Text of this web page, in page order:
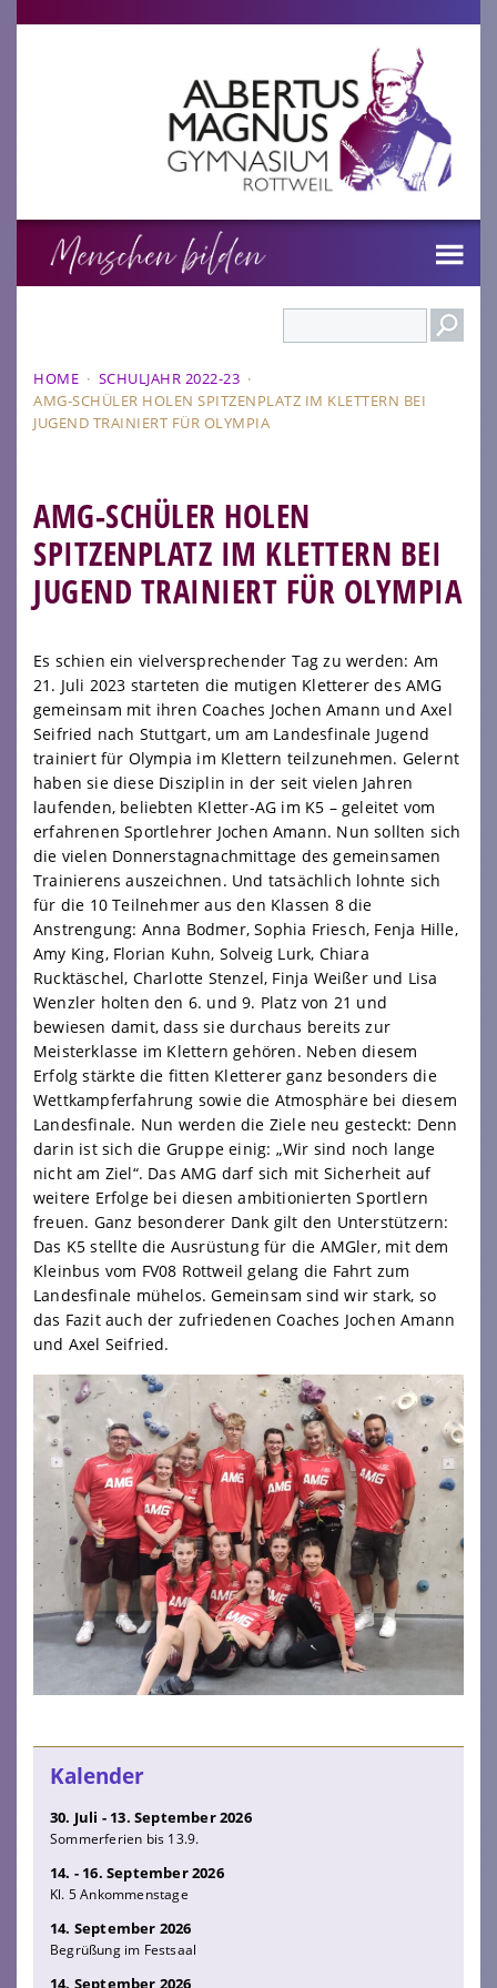
HOME · SCHULJAHR 2022-23 ·
AMG-SCHÜLER HOLEN SPITZENPLATZ IM KLETTERN BEI
JUGEND TRAINIERT FÜR OLYMPIA
AMG-SCHÜLER HOLEN
SPITZENPLATZ IM KLETTERN BEI
JUGEND TRAINIERT FÜR OLYMPIA
Es schien ein vielversprechender Tag zu werden: Am
21. Juli 2023 starteten die mutigen Kletterer des AMG
gemeinsam mit ihren Coaches Jochen Amann und Axel
Seifried nach Stuttgart, um am Landesfinale Jugend
trainiert für Olympia im Klettern teilzunehmen. Gelernt
haben sie diese Disziplin in der seit vielen Jahren
laufenden, beliebten Kletter-AG im K5 – geleitet vom
erfahrenen Sportlehrer Jochen Amann. Nun sollten sich
die vielen Donnerstagnachmittage des gemeinsamen
Trainierens auszeichnen. Und tatsächlich lohnte sich
für die 10 Teilnehmer aus den Klassen 8 die
Anstrengung: Anna Bodmer, Sophia Friesch, Fenja Hille,
Amy King, Florian Kuhn, Solveig Lurk, Chiara
Rucktäschel, Charlotte Stenzel, Finja Weißer und Lisa
Wenzler holten den 6. und 9. Platz von 21 und
bewiesen damit, dass sie durchaus bereits zur
Meisterklasse im Klettern gehören. Neben diesem
Erfolg stärkte die fitten Kletterer ganz besonders die
Wettkampferfahrung sowie die Atmosphäre bei diesem
Landesfinale. Nun werden die Ziele neu gesteckt: Denn
darin ist sich die Gruppe einig: „Wir sind noch lange
nicht am Ziel“. Das AMG darf sich mit Sicherheit auf
weitere Erfolge bei diesen ambitionierten Sportlern
freuen. Ganz besonderer Dank gilt den Unterstützern:
Das K5 stellte die Ausrüstung für die AMGler, mit dem
Kleinbus vom FV08 Rottweil gelang die Fahrt zum
Landesfinale mühelos. Gemeinsam sind wir stark, so
das Fazit auch der zufriedenen Coaches Jochen Amann
und Axel Seifried.
Kalender
30. Juli - 13. September 2026
Sommerferien bis 13.9.
14. - 16. September 2026
Kl. 5 Ankommenstage
14. September 2026
Begrüßung im Festsaal
14. September 2026